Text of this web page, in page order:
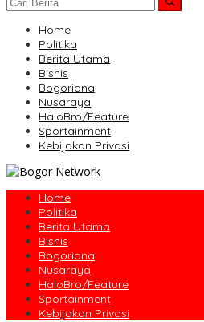
Home
Politika
Berita Utama
Bisnis
Bogoriana
Nusaraya
HaloBro/Feature
Sportainment
Kebijakan Privasi
Home
Politika
Berita Utama
Bisnis
Bogoriana
Nusaraya
HaloBro/Feature
Sportainment
Kebijakan Privasi